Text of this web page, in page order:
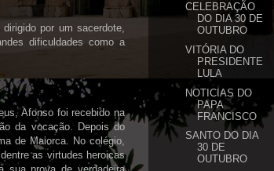
por um sacerdote,
dificuldades como a
Afonso foi recebido na
da vocação. Depois do
de Maiorca. No colégio,
as virtudes heroicas
CELEBRAÇÃO
DO DIA 30 DE
OUTUBRO
VITÓRIA DO
PRESIDENTE
LULA
NOTICIAS DO
PAPA
FRANCISCO
SANTO DO DIA
30 DE
OUTUBRO